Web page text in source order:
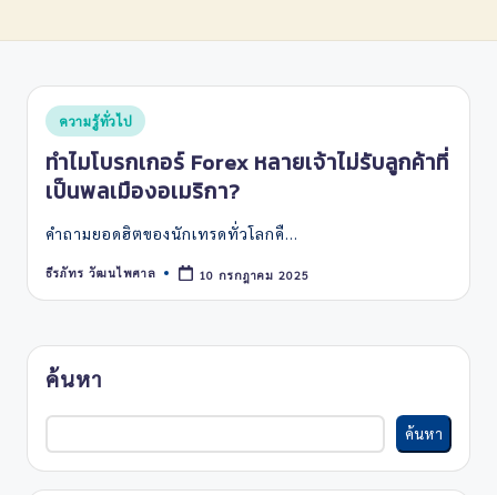
Posted
in
ความรู้ทั่วไป
ทำไมโบรกเกอร์ Forex หลายเจ้าไม่รับลูกค้าที่
เป็นพลเมืองอเมริกา?
คำถามยอดฮิตของนักเทรดทั่วโลกคื…
Posted
ธีรภัทร วัฒนไพศาล 10 กรกฎาคม 2025
ค้นหา
ค้นหา